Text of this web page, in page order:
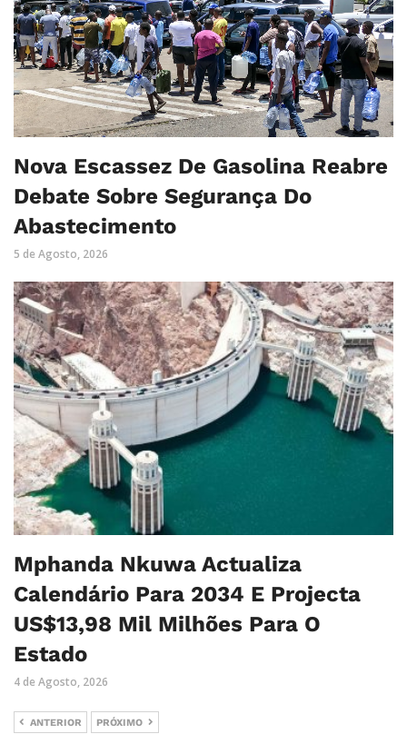
Nova Escassez De Gasolina Reabre
Debate Sobre Segurança Do
Abastecimento
5 de Agosto, 2026
Mphanda Nkuwa Actualiza
Calendário Para 2034 E Projecta
US$13,98 Mil Milhões Para O
Estado
4 de Agosto, 2026
ANTERIOR PRÓXIMO